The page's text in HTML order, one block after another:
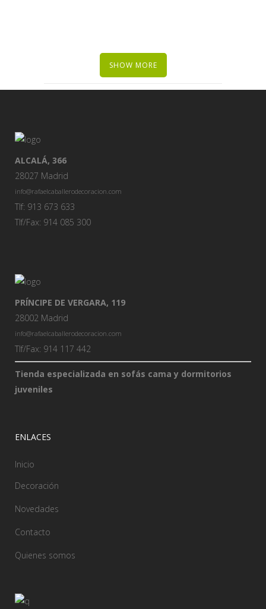
SHOW MORE
ALCALÁ, 366
28027 Madrid
info@rafaelcaballerodecoracion.com
Tlf: 913 673 633
Tlf/Fax: 914 085 300
PRÍNCIPE DE VERGARA, 119
28002 Madrid
info@rafaelcaballerodecoracion.com
Tlf/Fax: 914 117 442
Tienda especializada en sofás cama y dormitorios
juveniles
ENLACES
Inicio
Decoración
Novedades
Contacto
Quienes somos